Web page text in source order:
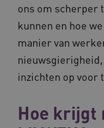
ons om scherper
kunnen en hoe
manier van
inzichten op voor
Hoe krijgt